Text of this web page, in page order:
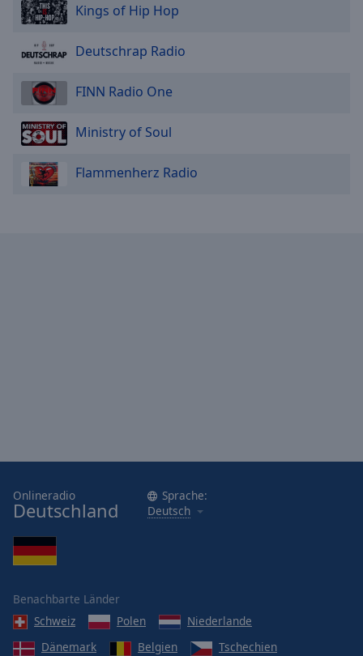
Kings of Hip Hop
Deutschrap Radio
FINN Radio One
Ministry of Soul
Flammenherz Radio
Onlineradio
Deutschland
Sprache:
Deutsch
Benachbarte Länder
Schweiz
Polen
Niederlande
Dänemark
Belgien
Tschechien